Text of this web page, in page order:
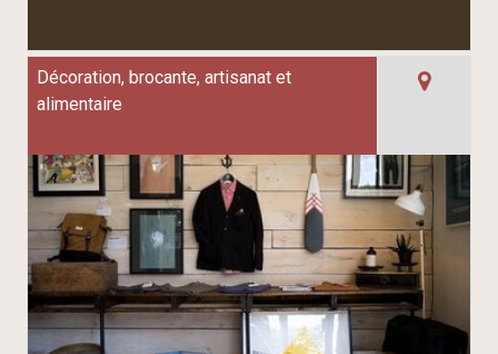
Décoration, brocante, artisanat et
alimentaire